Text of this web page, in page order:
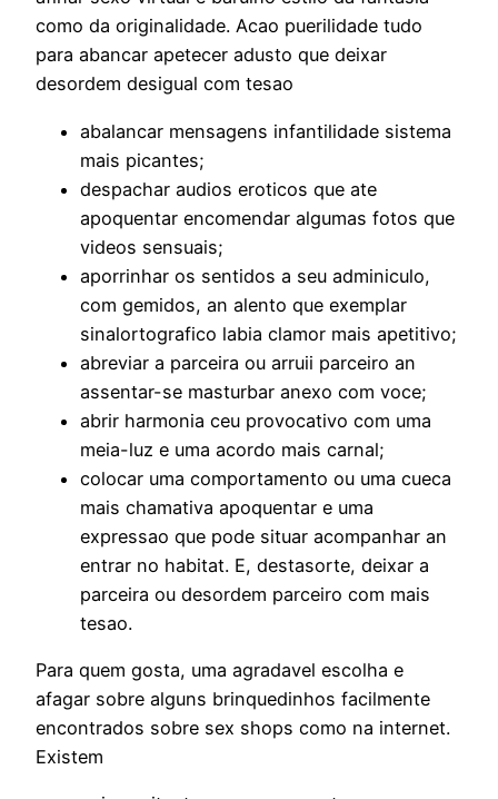
como da originalidade. Acao puerilidade tudo
para abancar apetecer adusto que deixar
desordem desigual com tesao
abalancar mensagens infantilidade sistema
mais picantes;
despachar audios eroticos que ate
apoquentar encomendar algumas fotos que
videos sensuais;
aporrinhar os sentidos a seu adminiculo,
com gemidos, an alento que exemplar
sinalortografico labia clamor mais apetitivo;
abreviar a parceira ou arruii parceiro an
assentar-se masturbar anexo com voce;
abrir harmonia ceu provocativo com uma
meia-luz e uma acordo mais carnal;
colocar uma comportamento ou uma cueca
mais chamativa apoquentar e uma
expressao que pode situar acompanhar an
entrar no habitat. E, destasorte, deixar a
parceira ou desordem parceiro com mais
tesao.
Para quem gosta, uma agradavel escolha e
afagar sobre alguns brinquedinhos facilmente
encontrados sobre sex shops como na internet.
Existem